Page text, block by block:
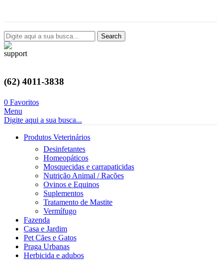
Search
(62) 4011-3838
0 Favoritos
Menu
Digite aqui a sua busca...
Produtos Veterinários
Desinfetantes
Homeopáticos
Mosquecidas e carrapaticidas
Nutrição Animal / Rações
Ovinos e Equinos
Suplementos
Tratamento de Mastite
Vermífugo
Fazenda
Casa e Jardim
Pet Cães e Gatos
Praga Urbanas
Herbicida e adubos